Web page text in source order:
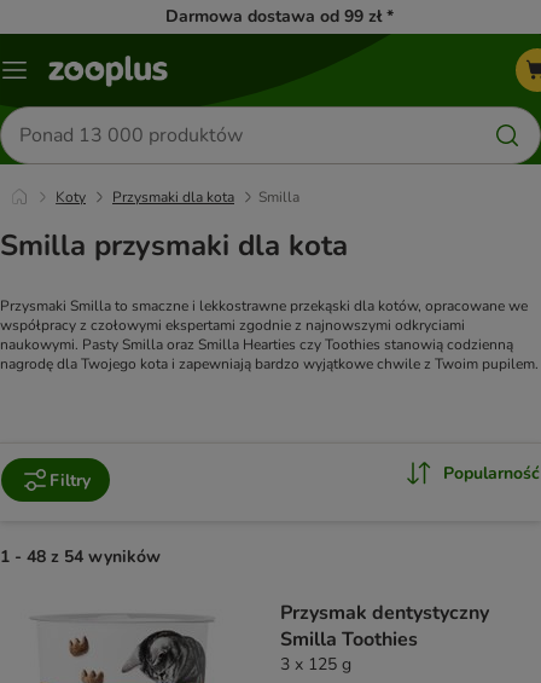
Darmowa dostawa od 99 zł *
Menu
Szukaj
produktów
Koty Przysmaki dla kota Smilla
Smilla przysmaki dla kota
Przysmaki Smilla to smaczne i lekkostrawne przekąski dla kotów, opracowane we
współpracy z czołowymi ekspertami zgodnie z najnowszymi odkryciami
naukowymi. Pasty Smilla oraz Smilla Hearties czy Toothies stanowią codzienną
nagrodę dla Twojego kota i zapewniają bardzo wyjątkowe chwile z Twoim pupilem.
Filtry Popularność
1 - 48 z 54 wyników
Przysmak dentystyczny
Smilla Toothies
3 x 125 g